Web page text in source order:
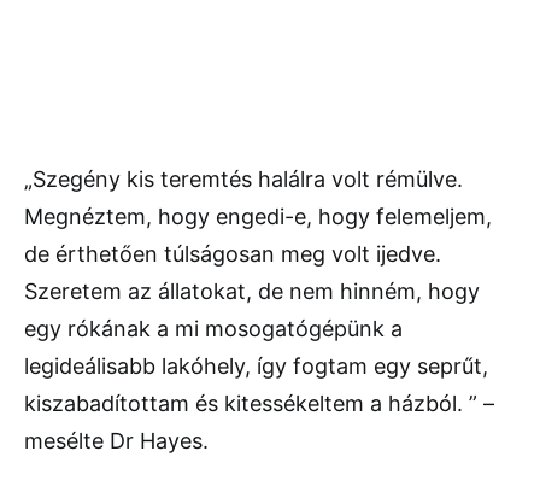
„Szegény kis teremtés halálra volt rémülve.
Megnéztem, hogy engedi-e, hogy felemeljem,
de érthetően túlságosan meg volt ijedve.
Szeretem az állatokat, de nem hinném, hogy
egy rókának a mi mosogatógépünk a
legideálisabb lakóhely, így fogtam egy seprűt,
kiszabadítottam és kitessékeltem a házból. ” –
mesélte Dr Hayes.